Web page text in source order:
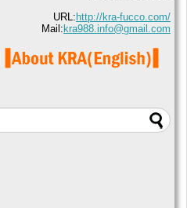
URL: http://kra-fucco.com/
Mail: kra988.info@gmail.com